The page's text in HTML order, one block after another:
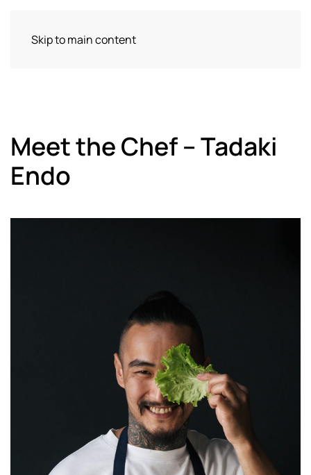
Skip to main content
Meet the Chef – Tadaki
Endo